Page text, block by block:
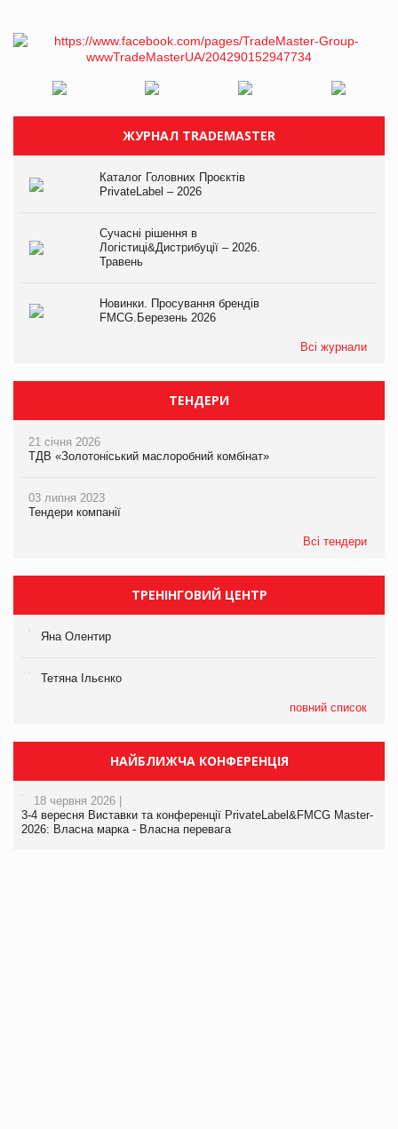
ЖУРНАЛ TRADEMASTER
Каталог Головних Проєктів
PrivateLabel – 2026
Сучасні рішення в
Логістиці&Дистрибуції – 2026.
Травень
Новинки. Просування брендів
FMCG.Березень 2026
Всі журнали
ТЕНДЕРИ
21 січня 2026
ТДВ «Золотоніський маслоробний комбінат»
03 липня 2023
Тендери компанії
Всі тендери
ТРЕНІНГОВИЙ ЦЕНТР
Яна Олентир
Тетяна Ільєнко
повний список
НАЙБЛИЖЧА КОНФЕРЕНЦІЯ
18 червня 2026 |
3-4 вересня Виставки та конференції PrivateLabel&FMCG Master-
2026: Власна марка - Власна перевага